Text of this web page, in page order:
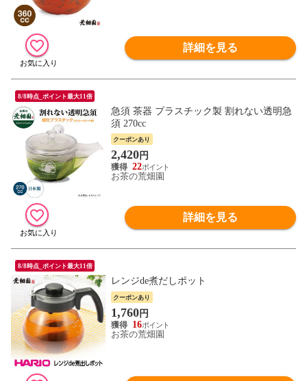
詳細を見る
8/8時点_ポイント最大11倍
急須 茶器 プラスチック製 割れない透明急
須 270cc
クーポンあり
2,420円
22
お茶の荒畑園
詳細を見る
8/8時点_ポイント最大11倍
レンジde煮だしポット
クーポンあり
1,760円
16
お茶の荒畑園